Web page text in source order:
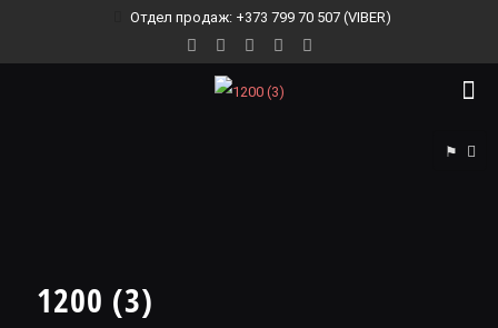
Отдел продаж: +373 799 70 507 (VIBER)
⚑
1200 (3)